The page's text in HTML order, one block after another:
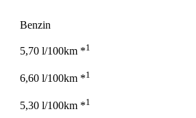
Benzin
5,70 l/100km *1
6,60 l/100km *1
5,30 l/100km *1